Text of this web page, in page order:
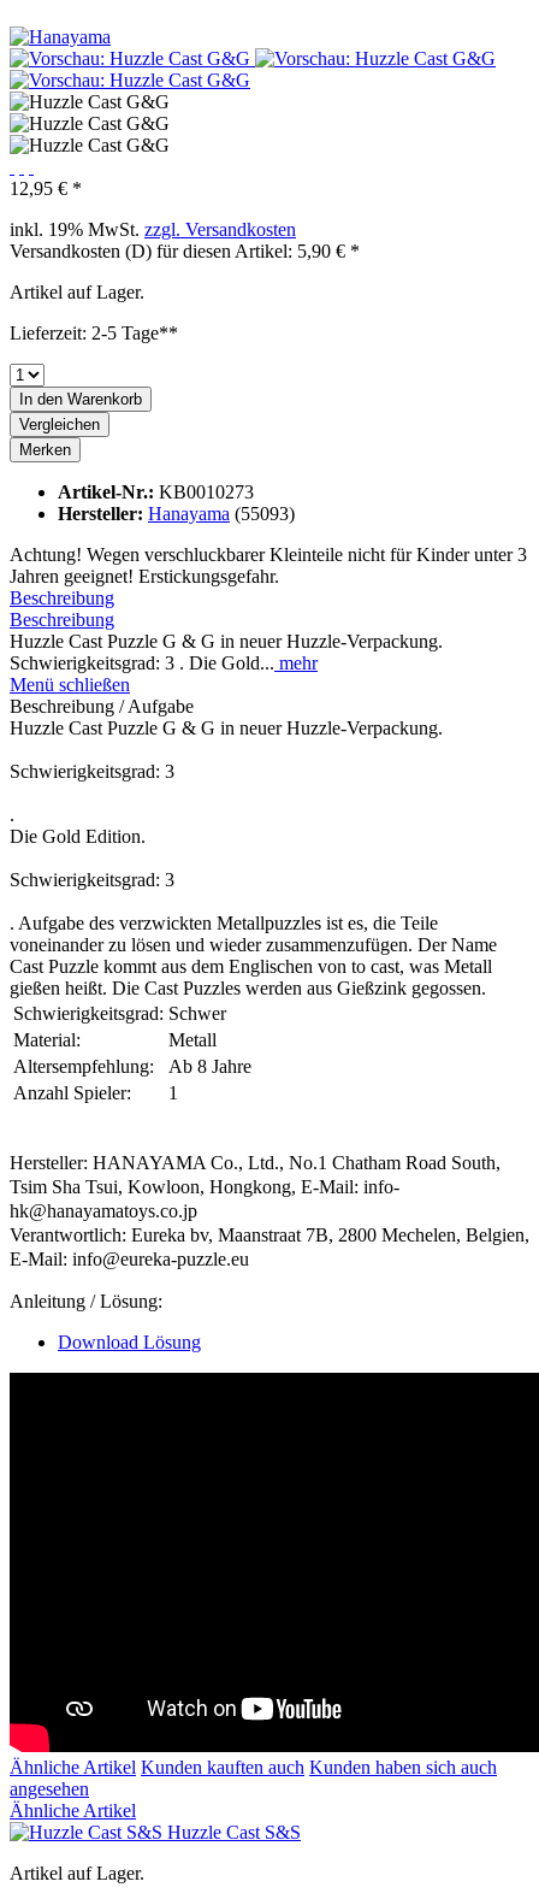
12,95 € *
inkl. 19% MwSt. zzgl. Versandkosten
Versandkosten (D) für diesen Artikel: 5,90 € *
Artikel auf Lager.
Lieferzeit: 2-5 Tage**
In den Warenkorb
Vergleichen
Merken
Artikel-Nr.: KB0010273
Hersteller: Hanayama (55093)
Achtung! Wegen verschluckbarer Kleinteile nicht für Kinder unter 3
Jahren geeignet! Erstickungsgefahr.
Beschreibung
Beschreibung
Huzzle Cast Puzzle G & G in neuer Huzzle-Verpackung.
Schwierigkeitsgrad: 3 . Die Gold... mehr
Menü schließen
Beschreibung / Aufgabe
Huzzle Cast Puzzle G & G in neuer Huzzle-Verpackung.
Schwierigkeitsgrad: 3
.
Die Gold Edition.
Schwierigkeitsgrad: 3
. Aufgabe des verzwickten Metallpuzzles ist es, die Teile
voneinander zu lösen und wieder zusammenzufügen. Der Name
Cast Puzzle kommt aus dem Englischen von to cast, was Metall
gießen heißt. Die Cast Puzzles werden aus Gießzink gegossen.
Schwierigkeitsgrad: Schwer
Material:
Metall
Altersempfehlung:
Ab 8 Jahre
Anzahl Spieler:
1
Hersteller: HANAYAMA Co., Ltd., No.1 Chatham Road South,
Tsim Sha Tsui, Kowloon, Hongkong, E-Mail: info-
hk@hanayamatoys.co.jp
Verantwortlich: Eureka bv, Maanstraat 7B, 2800 Mechelen, Belgien,
E-Mail: info@eureka-puzzle.eu
Anleitung / Lösung:
Download Lösung
Ähnliche Artikel Kunden kauften auch Kunden haben sich auch
angesehen
Ähnliche Artikel
Huzzle Cast S&S
Artikel auf Lager.